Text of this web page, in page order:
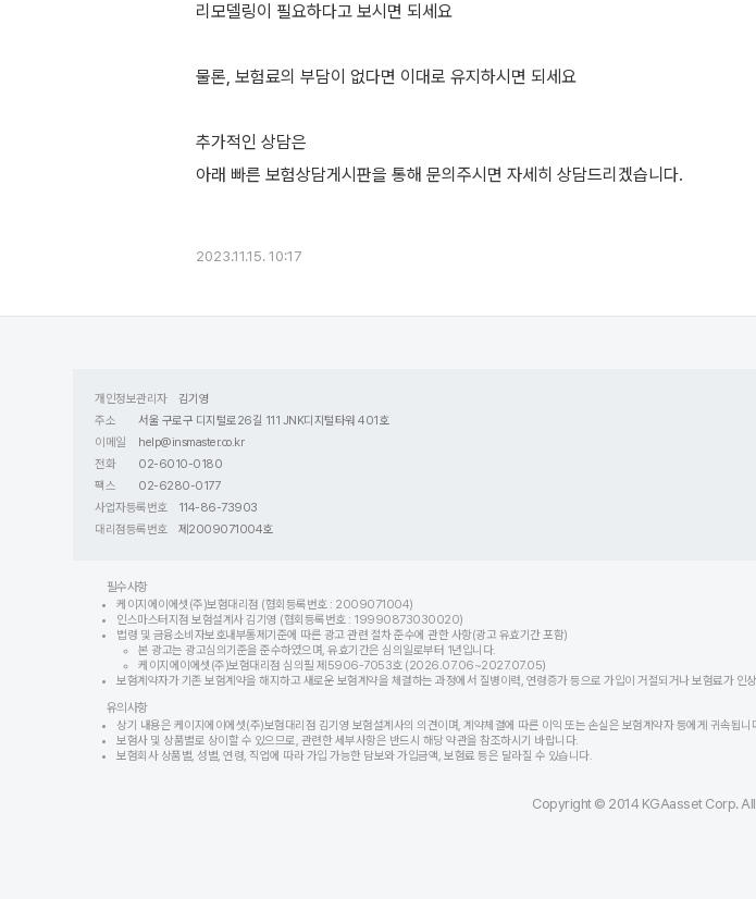
리모델링이 필요하다고 보시면 되세요
물론, 보험료의 부담이 없다면 이대로 유지하시면 되세요
추가적인 상담은
아래 빠른 보험상담게시판을 통해 문의주시면 자세히 상담드리겠습니다.
2023.11.15. 10:17
개인정보관리자
김기영
주소
서울 구로구 디지털로26길 111 JNK디지털타워 401호
이메일
help@insmaster.co.kr
전화
02-6010-0180
팩스
02-6280-0177
사업자등록번호
114-86-73903
대리점등록번호
제2009071004호
필수사항
케이지에이에셋(주)보험대리점 (협회등록번호 : 2009071004)
인스마스터지점 보험설계사 김기영 (협회등록번호 : 19990873030020)
법령 및 금융소비자보호내부통제기준에 따른 광고 관련 절차 준수에 관한 사항(광고 유효기간 포함)
본 광고는 광고심의기준을 준수하였으며, 유효기간은 심의일로부터 1년입니다.
케이지에이에셋(주)보험대리점 심의필 제5906-7053호 (2026.07.06~2027.07.05)
보험계약자가 기존 보험계약을 해지하고 새로운 보험계약을 체결하는 과정에서 질병이력, 연령증가 등으로 가입이 거절되거나 보험료가
유의사항
상기 내용은 케이지에이에셋(주)보험대리점 김기영 보험설계사의 의견이며, 계약체결에 따른 이익 또는 손실은 보험계약자 등에게 귀속됩니
보험사 및 상품별로 상이할 수 있으므로, 관련한 세부사항은 반드시 해당 약관을 참조하시기 바랍니다.
보험회사 상품별, 성별, 연령, 직업에 따라 가입 가능한 담보와 가입금액, 보험료 등은 달라질 수 있습니다.
Copyright © 2014 KGAasset Corp.